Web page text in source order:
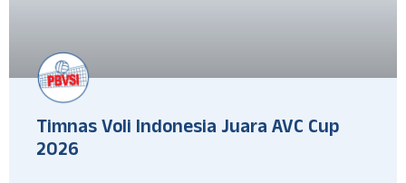
Timnas Voli Indonesia Juara AVC Cup
2026